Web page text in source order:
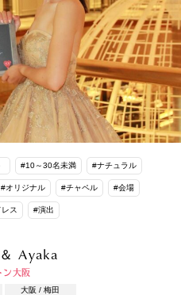
#10～30名未満 #ナチュラル
#オリジナル #チャペル #会場
ス #演出
Ayaka
ン大阪
大阪 / 梅田